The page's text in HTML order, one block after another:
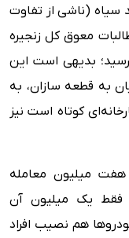
همت سوبسید سیاه (ناشی از تفاوت
معوق کل زنجیره
به بیش از ۵۰ همت رسید؛ بدیهی است این
به قطعه سازان، به
کوتاه است نیز
میلیون معامله
فقط یک میلیون آن
هم نصیب افراد